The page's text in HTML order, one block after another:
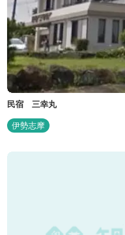
民宿 三幸丸
伊勢志摩